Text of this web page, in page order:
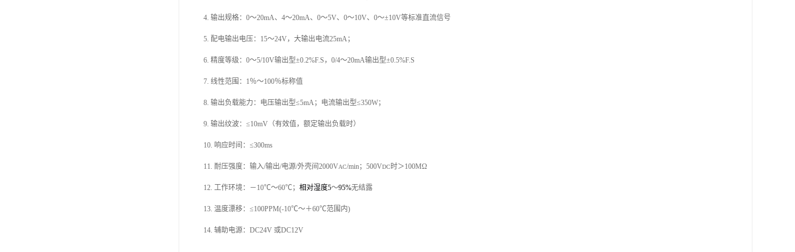
4. 输出规格： 0～20mA、4～20mA、0～5V、0～10V、0～±10V等标准直流信号
5. 配电输出电压： 15～24V，大输出电流25mA；
6. 精度等级： 0～5/10V输出型±0.2%F.S，0/4～20mA输出型±0.5%F.S
7. 线性范围： 1％～100％标称值
8. 输出负载能力：电压输出型≤5mA；电流输出型≤350W；
9. 输出纹波： ≤10mV（有效值，额定输出负载时）
10. 响应时间： ≤300ms
11. 耐压强度：输入/输出/电源/外壳间2000VAC/min；500VDC时＞100MΩ
12. 工作环境：－10℃～60℃； 相对湿度5～95%无结露
13. 温度漂移： ≤100PPM(-10℃～＋60℃范围内)
14. 辅助电源： DC24V 或DC12V